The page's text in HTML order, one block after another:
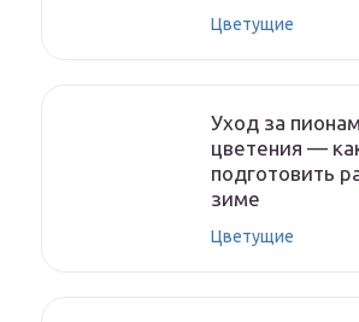
Цветущие
Уход за
цветения —
подготовить
зиме
Цветущие